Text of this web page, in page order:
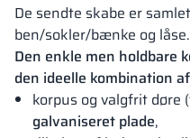
De sendte skabe er
ben/sokler/bænke og låse.
Den enkle men holdbare
den ideelle kombination
korpus og valgfrit
galvaniseret plade,